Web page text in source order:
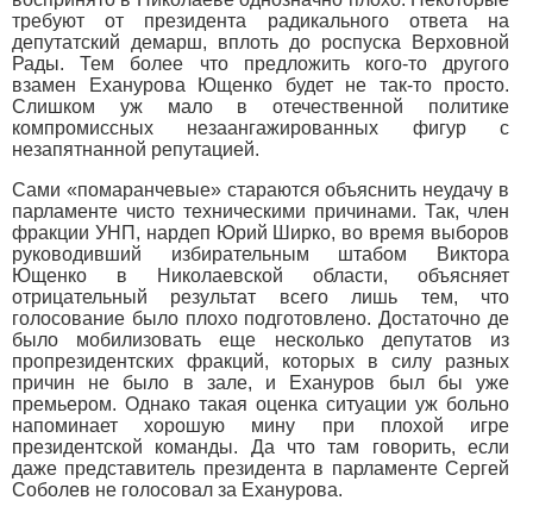
требуют от президента радикального ответа на
депутатский демарш, вплоть до роспуска Верховной
Рады. Тем более что предложить кого-то другого
взамен Еханурова Ющенко будет не так-то просто.
Слишком уж мало в отечественной политике
компромиссных незаангажированных фигур с
незапятнанной репутацией.
Сами «помаранчевые» стараются объяснить неудачу в
парламенте чисто техническими причинами. Так, член
фракции УНП, нардеп Юрий Ширко, во время выборов
руководивший избирательным штабом Виктора
Ющенко в Николаевской области, объясняет
отрицательный результат всего лишь тем, что
голосование было плохо подготовлено. Достаточно де
было мобилизовать еще несколько депутатов из
пропрезидентских фракций, которых в силу разных
причин не было в зале, и Ехануров был бы уже
премьером. Однако такая оценка ситуации уж больно
напоминает хорошую мину при плохой игре
президентской команды. Да что там говорить, если
даже представитель президента в парламенте Сергей
Соболев не голосовал за Еханурова.